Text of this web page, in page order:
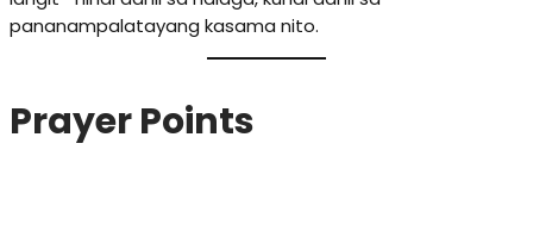
pananampalatayang kasama nito.
Prayer Points